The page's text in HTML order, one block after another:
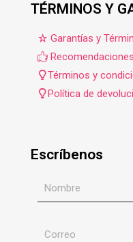
TÉRMINOS Y
Garantías y
Términos y
Política de
Escríbenos